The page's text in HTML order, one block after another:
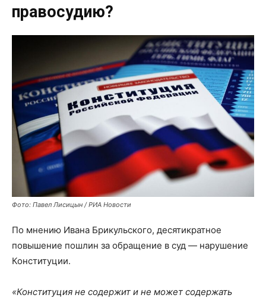
правосудию?
Фото: Павел Лисицын / РИА Новости
По мнению Ивана Брикульского, десятикратное
повышение пошлин за обращение в суд — нарушение
Конституции.
«Конституция не содержит и не может содержать